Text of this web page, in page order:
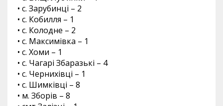
• с. Зарубинці – 2
• с. Кобилля – 1
• с. Колодне – 2
• с. Максимівка – 1
• с. Хоми – 1
• с. Чагарі Збаразькі – 4
• с. Чернихівці – 1
• с. Шимківці – 8
• м. Зборів – 8